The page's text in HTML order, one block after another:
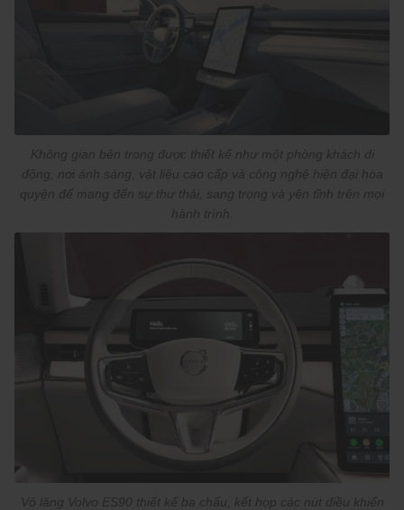
Không gian bên trong được thiết kế như một phòng khách di
động, nơi ánh sáng, vật liệu cao cấp và công nghệ hiện đại hòa
quyện để mang đến sự thư thái, sang trọng và yên tĩnh trên mọi
hành trình.
Vô lăng Volvo ES90 thiết kế ba chấu, kết hợp các nút điều khiển